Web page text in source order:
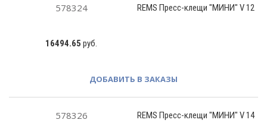
578324 REMS Пресс-клещи "МИНИ" V 12
16494.65 руб.
ДОБАВИТЬ В ЗАКАЗЫ
578326 REMS Пресс-клещи "МИНИ" V 14